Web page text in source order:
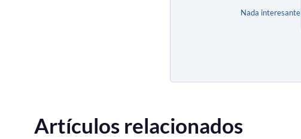
Nada interesante
Artículos relacionados